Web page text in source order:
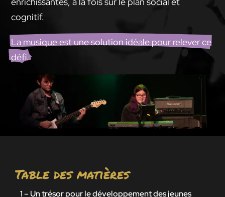
cognitif.
La musique est une solution idéale pour relever ce
défi.
Table des matières
1 – Un trésor pour le développement des jeunes